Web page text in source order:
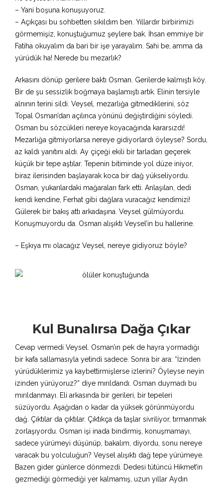
– Yani boşuna konuşuyoruz.
– Açıkçası bu sohbetten sıkıldım ben. Yıllardır birbirimizi
görmemişiz, konuştuğumuz şeylere bak. İhsan emmiye bir
Fatiha okuyalım da bari bir işe yarayalım. Sahi be, amma da
yürüdük ha! Nerede bu mezarlık?
Arkasını dönüp gerilere baktı Osman. Gerilerde kalmıştı köy.
Bir de şu sessizlik boğmaya başlamıştı artık. Elinin tersiyle
alnının terini sildi. Veysel, mezarlığa gitmediklerini, söz
Topal Osman’dan açılınca yönünü değiştirdiğini söyledi.
Osman bu sözcükleri nereye koyacağında kararsızdı!
Mezarlığa gitmiyorlarsa nereye gidiyorlardı öyleyse? Sordu,
az kaldı yanıtını aldı. Ay çiçeği ekili bir tarladan geçerek
küçük bir tepe aştılar. Tepenin bitiminde yol düze iniyor,
biraz ilerisinden başlayarak koca bir dağ yükseliyordu.
Osman, yukarılardaki mağaraları fark etti. Anlaşılan, dedi
kendi kendine, Ferhat gibi dağlara vuracağız kendimizi!
Gülerek bir bakış attı arkadaşına. Veysel gülmüyordu.
Konuşmuyordu da. Osman alışıktı Veysel’in bu hallerine.
– Eşkıya mı olacağız Veysel, nereye gidiyoruz böyle?
Kul Bunalırsa Dağa Çıkar
Cevap vermedi Veysel. Osman’ın pek de hayra yormadığı
bir kafa sallamasıyla yetindi sadece. Sonra bir ara: “İzinden
yürüdüklerimiz ya kaybettirmişlerse izlerini? Öyleyse neyin
izinden yürüyoruz?” diye mırıldandı. Osman duymadı bu
mırıldanmayı. Eli arkasında bir gerileri, bir tepeleri
süzüyordu. Aşağıdan o kadar da yüksek görünmüyordu
dağ. Çıktılar da çıktılar. Çıktıkça da taşlar sivriliyor, tırmanmak
zorlaşıyordu. Osman işi inada bindirmiş, konuşmamayı,
sadece yürümeyi düşünüp, bakalım, diyordu, sonu nereye
varacak bu yolculuğun? Veysel alışıktı dağ tepe yürümeye.
Bazen gider günlerce dönmezdi. Dedesi tütüncü Hikmet’in
gezmediği görmediği yer kalmamış, uzun yıllar Aydın